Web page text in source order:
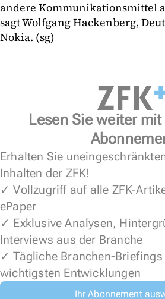
andere Kommunikationsmittel
sagt Wolfgang Hackenberg,
Nokia. (sg)
Lesen Sie weiter mit
Erhalten Sie
Inhalten der ZFK!
✓ Vollzugriff auf alle ZFK-
ePaper
✓ Exklusive Analysen,
Interviews aus der Branche
✓ Tägliche Branchen-
wichtigsten Entwicklungen
Ihr Abonnement